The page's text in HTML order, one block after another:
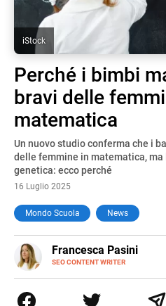
iStock
Perché i bimbi
bravi delle
matematica
Un nuovo studio conferma che i
delle femmine in matematica, ma
genetica: ecco perché
16 Luglio 2025
Mondo Scuola News
Francesca Pasini
SEO CONTENT WRITER
E-
MAIL
le diverse sfumature